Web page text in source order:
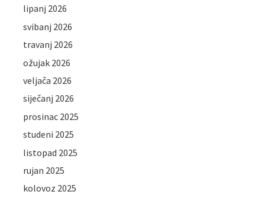
lipanj 2026
svibanj 2026
travanj 2026
ožujak 2026
veljača 2026
siječanj 2026
prosinac 2025
studeni 2025
listopad 2025
rujan 2025
kolovoz 2025